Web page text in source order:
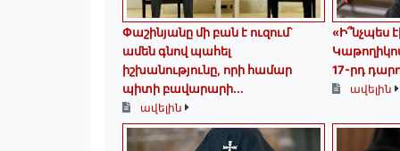
Փաշինյանը մի բան է ուզում՝
ամեն գնով պահել
իշխանությունը, որի համար
պիտի բավարարի...
ավելին
«Ի՞նչպես
17-րդ
ավելին